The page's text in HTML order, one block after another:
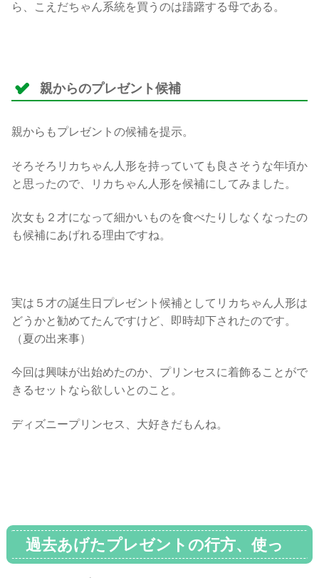
ら、こえだちゃん系統を買うのは躊躇する母である。
親からのプレゼント候補
親からもプレゼントの候補を提示。
そろそろリカちゃん人形を持っていても良さそうな年頃か
と思ったので、リカちゃん人形を候補にしてみました。
次女も２才になって細かいものを食べたりしなくなったの
も候補にあげれる理由ですね。
実は５才の誕生日プレゼント候補としてリカちゃん人形は
どうかと勧めてたんですけど、即時却下されたのです。
（夏の出来事）
今回は興味が出始めたのか、プリンセスに着飾ることがで
きるセットなら欲しいとのこと。
ディズニープリンセス、大好きだもんね。
過去あげたプレゼントの行方、使っ
てみた感想